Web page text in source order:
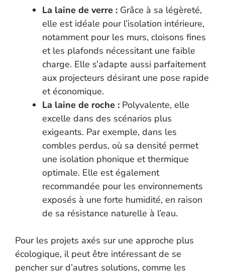
La laine de verre : Grâce à sa légèreté,
elle est idéale pour l’isolation intérieure,
notamment pour les murs, cloisons fines
et les plafonds nécessitant une faible
charge. Elle s’adapte aussi parfaitement
aux projecteurs désirant une pose rapide
et économique.
La laine de roche : Polyvalente, elle
excelle dans des scénarios plus
exigeants. Par exemple, dans les
combles perdus, où sa densité permet
une isolation phonique et thermique
optimale. Elle est également
recommandée pour les environnements
exposés à une forte humidité, en raison
de sa résistance naturelle à l’eau.
Pour les projets axés sur une approche plus
écologique, il peut être intéressant de se
pencher sur d’autres solutions, comme les